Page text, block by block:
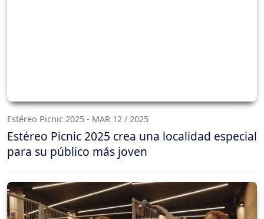
Estéreo Picnic 2025 - MAR 12 / 2025
Estéreo Picnic 2025 crea una localidad especial
para su público más joven